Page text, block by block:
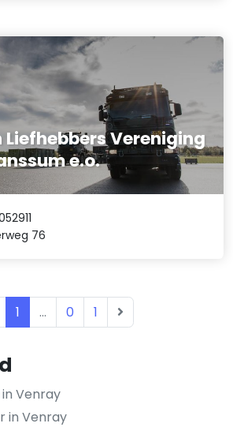
Venray
in Venray
Liefhebbers Vereniging
e.o.
76
1 ... 0 1